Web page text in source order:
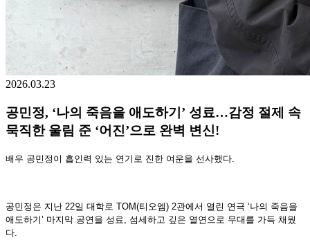
2026.03.23
공민정, ‘나의 죽음을 애도하기’ 성료…감정 절제 속
묵직한 울림 준 ‘어진’으로 완벽 변신!
배우 공민정이 흡인력 있는 연기로 진한 여운을 선사했다.
공민정은 지난 22일 대학로 TOM(티오엠) 2관에서 열린 연극 ‘나의 죽음을
애도하기’ 마지막 공연을 성료, 섬세하고 깊은 열연으로 무대를 가득 채웠
다.